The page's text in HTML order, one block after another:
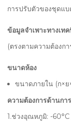
การปรับตัวของชุดแบ
ข้อมูลจำเพาะทางเ
(ตรงตามความต้องก
ขนาดห้อง
ขนาดภายใน (ก×
ความต้องการด้านกา
1.ช่วงอุณหภูมิ: -60°C